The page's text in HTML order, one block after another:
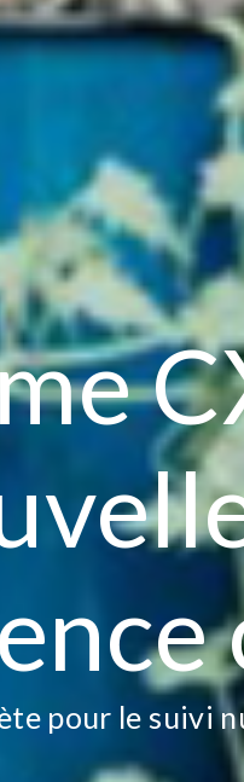
pour le suivi